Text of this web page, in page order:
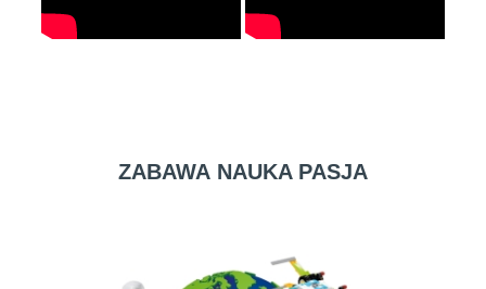
ZABAWA NAUKA PASJA